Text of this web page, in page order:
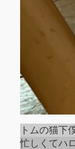
トムの猫下
忙しくてハ